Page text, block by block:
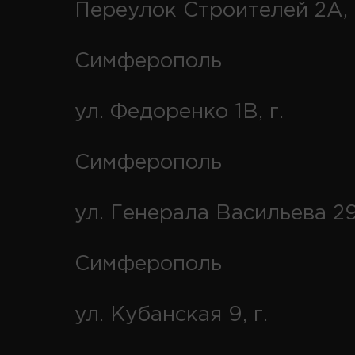
Переулок Строителей 2А,
Симферополь
ул. Федоренко 1В, г.
Симферополь
ул. Генерала Васильева
Симферополь
ул. Кубанская 9, г.